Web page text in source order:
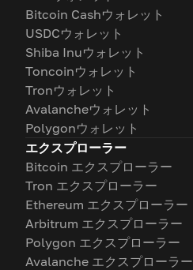
Bitcoin Cashウォレット
USDCウォレット
Shiba Inuウォレット
Toncoinウォレット
Tronウォレット
Avalancheウォレット
Polygonウォレット
エクスプローラー
Bitcoin エクスプローラー
Tron エクスプローラー
Ethereum エクスプローラー
Arbitrum エクスプローラー
Polygon エクスプローラー
Avalanche エクスプローラー